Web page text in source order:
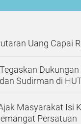
Uang Capai
Sudirman di
Masyarakat Isi
Persatuan